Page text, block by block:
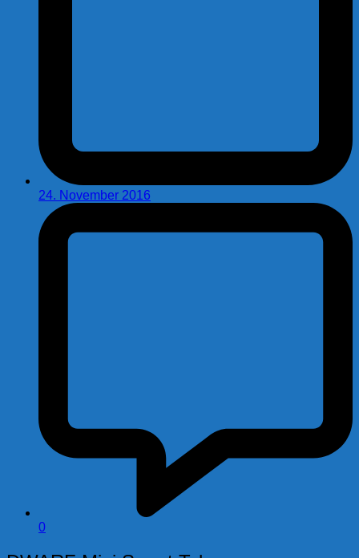
24. November 2016
0